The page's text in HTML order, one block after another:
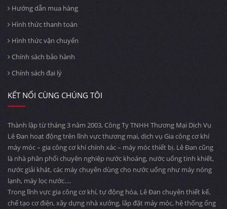
Hướng dẫn mua hàng
Hình thức thanh toán
Hình thức vận chuyển
Chính sách bảo hành
Chính sách đại lý
KẾT NỐI CÙNG CHÚNG TÔI
Thành lập từ tháng 3 năm 2003, Công Ty TNHH Thương Mại Dịch Vụ
Lê Đan hoạt động trên lĩnh vực thương mại, dịch vụ Gia công cơ khí
máy móc – gia công cơ khí chính xác – máy móc thiết bị. Lê Đan cũng
là nhà phân phối chuyên nghiệp nước khoáng, nước uống tinh khiết,
nước giải khát, các máy chuyên dùng cho nước uống như máy nóng
lạnh, máy lọc nước….
Trong lĩnh vực gia công cơ khí, tự động hóa, Lê Đan chuyên thiết kế,
chế tạo cơ điện, xây dựng nhà xưởng, lắp đặt máy móc, hệ thống ống